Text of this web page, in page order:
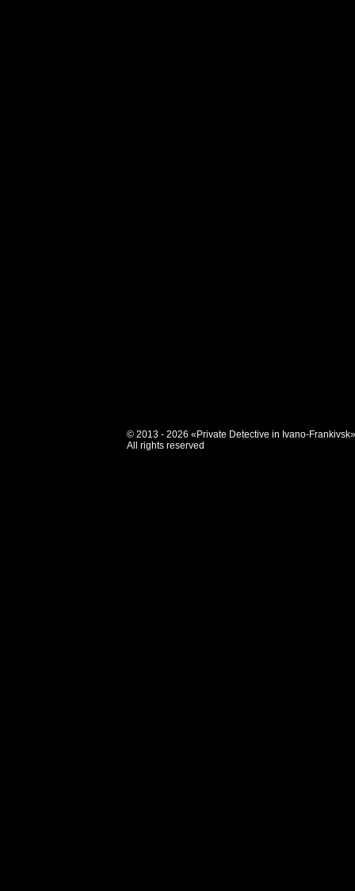
© 2013 - 2026 «Private Detective in Ivano-Frankivsk»
All rights reserved